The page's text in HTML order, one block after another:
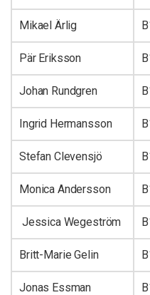
Mikael Ärlig
Pär Eriksson
Johan Rundgren
Ingrid Hermansson
Stefan Clevensjö
Monica Andersson
Jessica Wegeström
Britt-Marie Gelin
Jonas Essman